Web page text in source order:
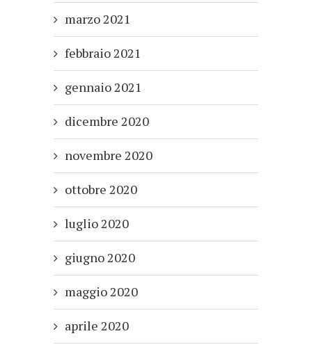
marzo 2021
febbraio 2021
gennaio 2021
dicembre 2020
novembre 2020
ottobre 2020
luglio 2020
giugno 2020
maggio 2020
aprile 2020